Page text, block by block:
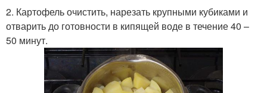
2. Картофель очистить, нарезать крупными кубиками и
отварить до готовности в кипящей воде в течение 40 –
50 минут.